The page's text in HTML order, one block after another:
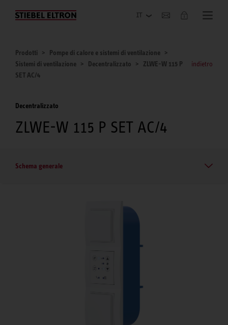
Azienda
Prodotti
Pompe di calore e sistemi di ventilazione
Sistemi di ventilazione
Decentralizzato
ZLWE-W 115 P
SET AC/4
indietro
Decentralizzato
ZLWE-W 115 P SET AC/4
Schema generale